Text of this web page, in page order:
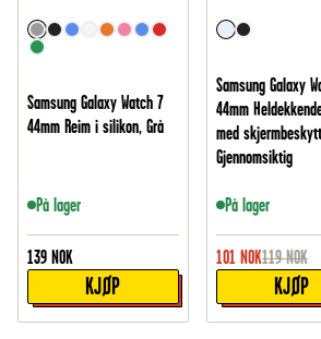
Samsung Galaxy Watch 7
44mm Reim i silikon, Grå
På lager
139 NOK
KJØP
Samsung Galaxy
44mm
med
Gjennomsiktig
På lager
101 NOK119 NOK
KJØP